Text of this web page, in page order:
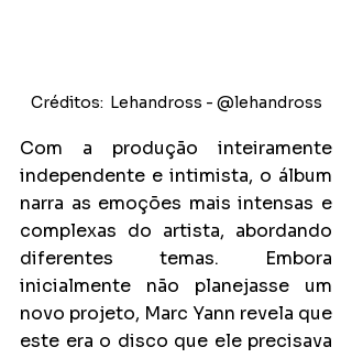
Créditos:  Lehandross - @lehandross
Com a produção inteiramente
independente e intimista, o álbum
narra as emoções mais intensas e
complexas do artista, abordando
diferentes temas. Embora
inicialmente não planejasse um
novo projeto, Marc Yann revela que
este era o disco que ele precisava